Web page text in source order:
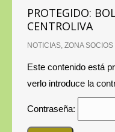
PROTEGIDO:
CENTROLIVA
NOTICIAS, ZONA SOCIOS
Este contenido está
verlo introduce la
Contraseña: